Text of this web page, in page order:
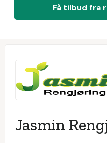
Få tilbud fra
Jasmin